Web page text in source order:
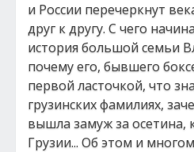
и России перечеркнут
друг к другу. С чего
история большой семьи
почему его, бывшего
первой ласточкой, что
грузинских фамилиях,
вышла замуж за
Грузии... Об этом и